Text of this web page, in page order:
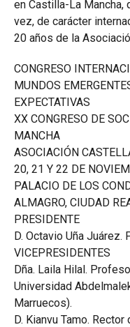
en Castilla-La Mancha,
vez, de carácter
20 años de la
CONGRESO
MUNDOS
EXPECTATIVAS
XX CONGRESO DE
MANCHA
ASOCIACIÓN
20, 21 Y 22 DE
PALACIO DE LOS
ALMAGRO, CIUDAD
PRESIDENTE
D. Octavio Uña Juárez.
VICEPRESIDENTES
Dña. Laila Hilal.
Universidad
Marruecos).
D. Kianvu Tamo.